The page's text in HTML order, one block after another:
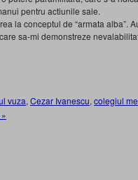
pentru actiunile sale.
la conceptul de “armata alba”.
sa-mi demonstreze
vuza, Cezar Ivanescu, colegiul